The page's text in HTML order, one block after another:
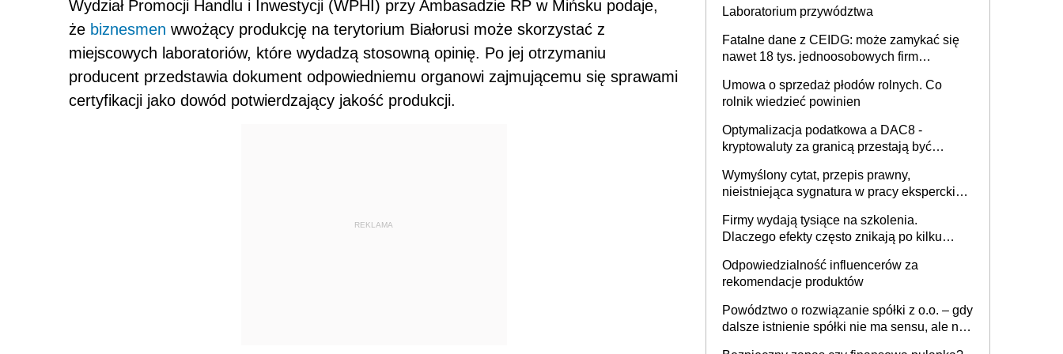
Wydział Promocji Handlu i Inwestycji (WPHI) przy Ambasadzie RP w Mińsku podaje,
że biznesmen wwożący produkcję na terytorium Białorusi może skorzystać z
miejscowych laboratoriów, które wydadzą stosowną opinię. Po jej otrzymaniu
producent przedstawia dokument odpowiedniemu organowi zajmującemu się sprawami
certyfikacji jako dowód potwierdzający jakość produkcji.
REKLAMA
Laboratorium przywództwa
Fatalne dane z CEIDG: może zamykać się
nawet 18 tys. jednoosobowych firm
Umowa o sprzedaż płodów rolnych. Co
rolnik wiedzieć powinien
Optymalizacja podatkowa a DAC8 -
kryptowaluty za granicą przestają być
Wymyślony cytat, przepis prawny,
nieistniejąca sygnatura w pracy eksperckiej -
firmie
Firmy wydają tysiące na szkolenia.
Dlaczego efekty często znikają po kilku
Odpowiedzialność influencerów za
rekomendacje produktów
Powództwo o rozwiązanie spółki z o.o. – gdy
dalsze istnienie spółki nie ma sensu, ale nie